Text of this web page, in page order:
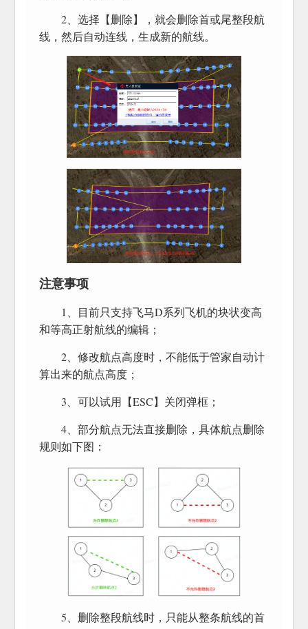
2、选择【删除】，就会删除首或尾整段航
线，然后自动连线，生成新的航线。
注意事项
1、目前只支持飞马D系列飞机的块状变高
和等高正射航线的编辑；
2、修改航点高度时，不能低于管家自动计
算出来的航点高度；
3、可以试用【ESC】关闭弹框；
4、部分航点无法直接删除，具体航点删除
规则如下图：
5、删除整段航线时，只能从整条航线的首